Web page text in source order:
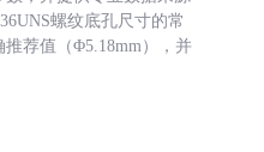
螺纹底孔尺寸的常
荐值（Φ5.18mm），并